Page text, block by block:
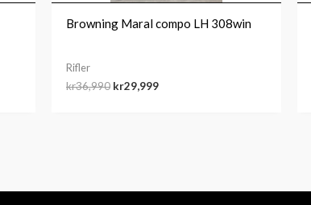
Browning Maral compo LH 308win
Rifler
kr36,990 kr29,999